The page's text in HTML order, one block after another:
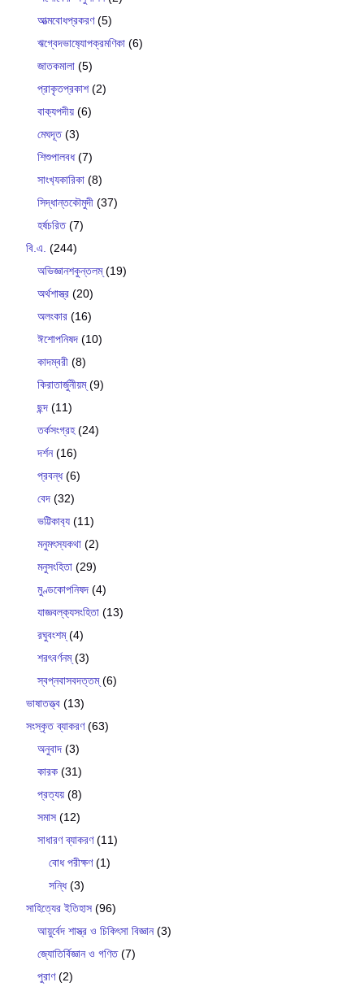
আত্মবোধপ্রকরণ(5)
ঋগ্বেদভাষ‍্যোপক্রমণিকা (6)
জাতকমালা (5)
প্রাকৃতপ্রকাশ(2)
বাক‍্যপদীয় (6)
মেঘদূত(3)
শিশুপালবধ(7)
সাংখ‍্যকারিকা (8)
সিদ্ধান্তকৌমুদী (37)
হর্ষচরিত(7)
বি.এ. (244)
অভিজ্ঞানশকুন্তলম্(19)
অর্থশাস্ত্র (20)
অলংকার (16)
ঈশোপনিষদ (10)
কাদম্বরী (8)
কিরাতার্জুনীয়ম্(9)
ছন্দ (11)
তর্কসংগ্রহ(24)
দর্শন(16)
প্রবন্ধ(6)
বেদ (32)
ভট্টিকাব‍্য (11)
মনুমৎস্যকথা (2)
মনুসংহিতা (29)
মুণ্ডকোপনিষদ (4)
যাজ্ঞবল্ক‍্যসংহিতা (13)
রঘুবংশম্(4)
শরৎবর্ণনম্(3)
স্বপ্নবাসবদত্তম্(6)
ভাষাতত্ত্ব (13)
সংস্কৃত ব্যাকরণ(63)
অনুবাদ (3)
কারক (31)
প্রত্যয় (8)
সমাস (12)
সাধারণ ব্যাকরণ(11)
বোধ পরীক্ষণ(1)
সন্ধি(3)
সাহিত্যের ইতিহাস (96)
আয়ুর্বেদ শাস্ত্র ও চিকিৎসা বিজ্ঞান(3)
জ্যোতির্বিজ্ঞান ও গণিত(7)
পুরাণ(2)